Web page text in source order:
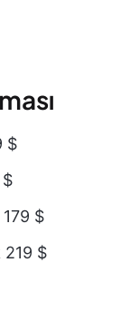
$
$
179 $
219 $